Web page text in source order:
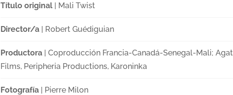
Título original| Mali Twist
Director/a| Robert Guédiguian
Productora| Coproducción Francia-Canadá-Senegal-Mali; Agat
Films, Peripheria Productions, Karoninka
Fotografía| Pierre Milon